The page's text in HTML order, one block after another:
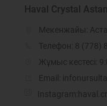
Haval Crystal
Мекенжайы:
Телефон: 8 (778)
Жұмыс кестесі:
Email:
Instagram: